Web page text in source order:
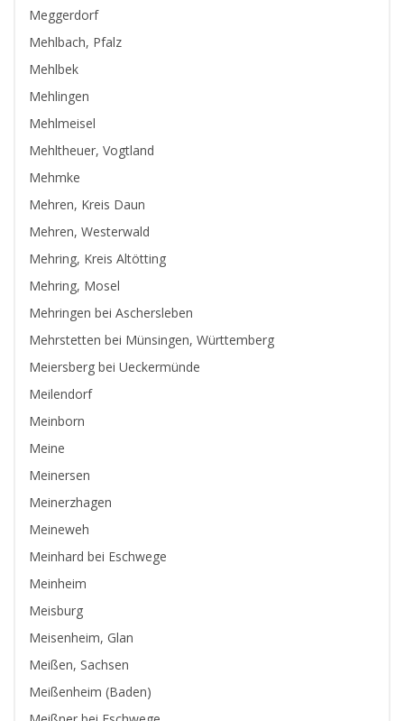
Meggerdorf
Mehlbach, Pfalz
Mehlbek
Mehlingen
Mehlmeisel
Mehltheuer, Vogtland
Mehmke
Mehren, Kreis Daun
Mehren, Westerwald
Mehring, Kreis Altötting
Mehring, Mosel
Mehringen bei Aschersleben
Mehrstetten bei Münsingen, Württemberg
Meiersberg bei Ueckermünde
Meilendorf
Meinborn
Meine
Meinersen
Meinerzhagen
Meineweh
Meinhard bei Eschwege
Meinheim
Meisburg
Meisenheim, Glan
Meißen, Sachsen
Meißenheim (Baden)